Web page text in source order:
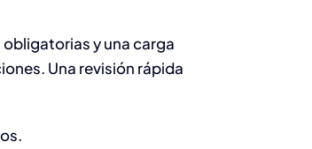
y una carga
Una revisión rápida